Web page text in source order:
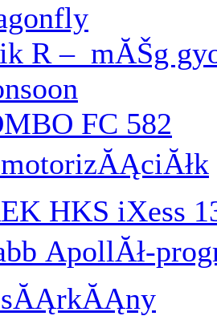
R – mĂŠg
FC 582
motorizĂĄciĂłk
HKS iXess
ApollĂł-